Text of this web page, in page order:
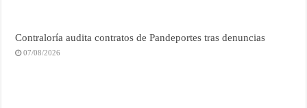
Contraloría audita contratos de Pandeportes tras denuncias
07/08/2026